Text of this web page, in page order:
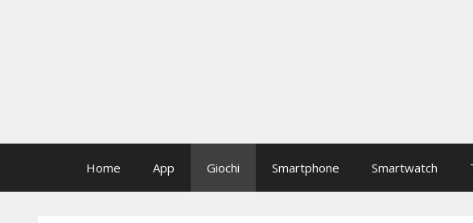
Home App Giochi Smartphone Smartwatch